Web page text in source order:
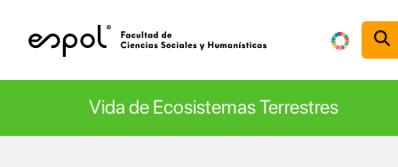
Pasar al contenido principal
Vida de Ecosistemas Terrestres